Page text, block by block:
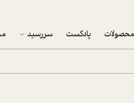
محصولات پادکست سررسید